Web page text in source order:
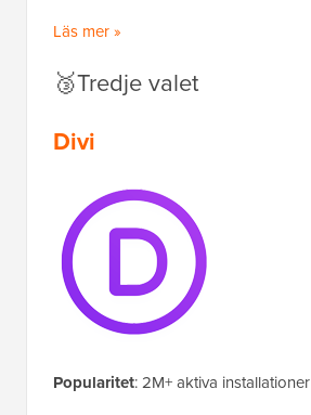
Läs mer »
🥉Tredje valet
Divi
Popularitet: 2M+ aktiva installationer